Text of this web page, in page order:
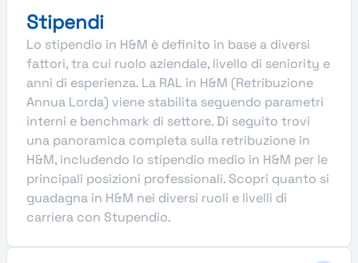
Stipendi
Lo stipendio in H&M è definito in base a diversi
fattori, tra cui ruolo aziendale, livello di seniority e
anni di esperienza. La RAL in H&M (Retribuzione
Annua Lorda) viene stabilita seguendo parametri
interni e benchmark di settore. Di seguito trovi
una panoramica completa sulla retribuzione in
H&M, includendo lo stipendio medio in H&M per le
principali posizioni professionali. Scopri quanto si
guadagna in H&M nei diversi ruoli e livelli di
carriera con Stupendio.